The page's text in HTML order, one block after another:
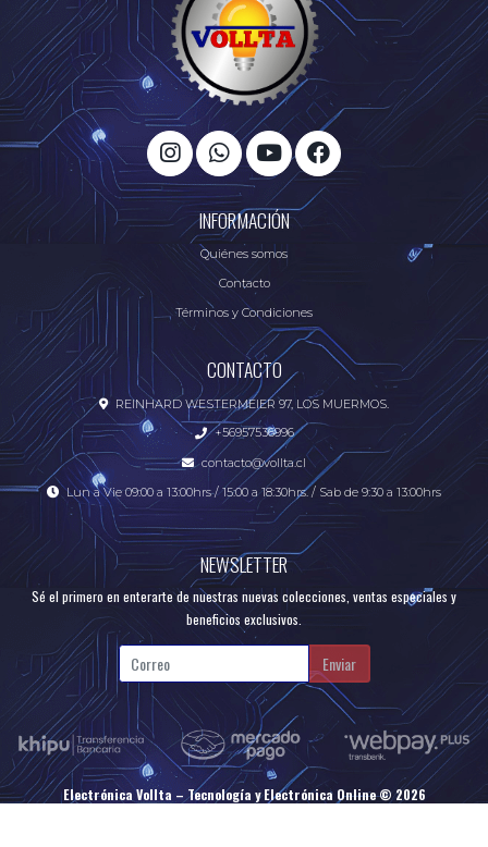
INFORMACIÓN
Quiénes somos
Contacto
Términos y Condiciones
CONTACTO
REINHARD WESTERMEIER 97, LOS MUERMOS.
+56957536996
contacto@vollta.cl
Lun a Vie 09:00 a 13:00hrs / 15:00 a 18:30hrs. / Sab de 9:30 a 13:00hrs
NEWSLETTER
Sé el primero en enterarte de nuestras nuevas colecciones, ventas especiales y
beneficios exclusivos.
Enviar
Electrónica Vollta – Tecnología y Electrónica Online © 2026